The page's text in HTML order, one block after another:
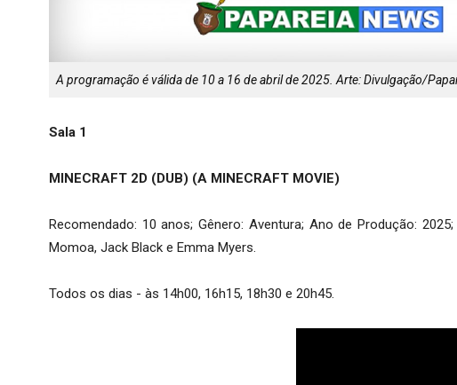
A programação é válida de 10 a 16 de abril de 2025. Arte: Divulgação/
Sala 1
MINECRAFT 2D (DUB) (A MINECRAFT MOVIE)
Recomendado: 10 anos; Gênero: Aventura; Ano de Produção:
Momoa, Jack Black e Emma Myers.
Todos os dias - às 14h00, 16h15, 18h30 e 20h45.